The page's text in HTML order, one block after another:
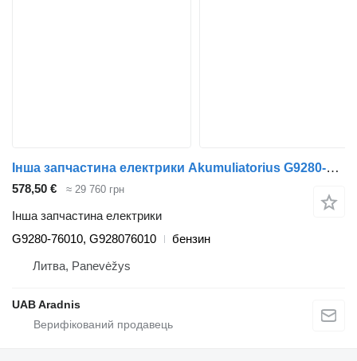
Інша запчастина електрики Akumuliatorius G9280-76010 до автомобіля Toyota PRIUS (_W3_) 1.8 Hybrid (ZVW3_)
578,50 € ≈ 29 760 грн
Інша запчастина електрики
G9280-76010, G928076010
бензин
Литва, Panevėžys
UAB Aradnis